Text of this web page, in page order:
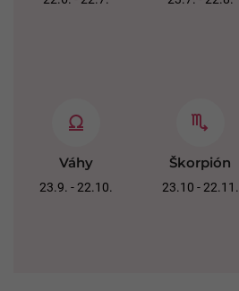
Váhy
23.9. - 22.10.
Škorpión
23.10 - 22.11.